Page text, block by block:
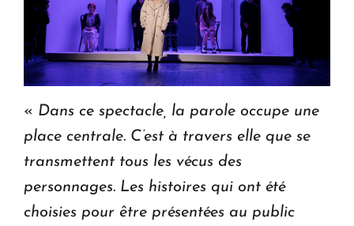
« Dans ce spectacle, la parole occupe une
place centrale. C’est à travers elle que se
transmettent tous les vécus des
personnages. Les histoires qui ont été
choisies pour être présentées au public